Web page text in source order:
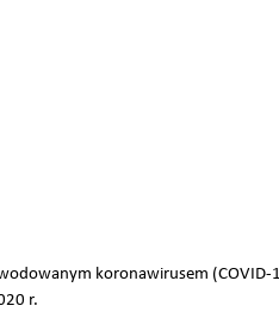
koronawirusem
r.